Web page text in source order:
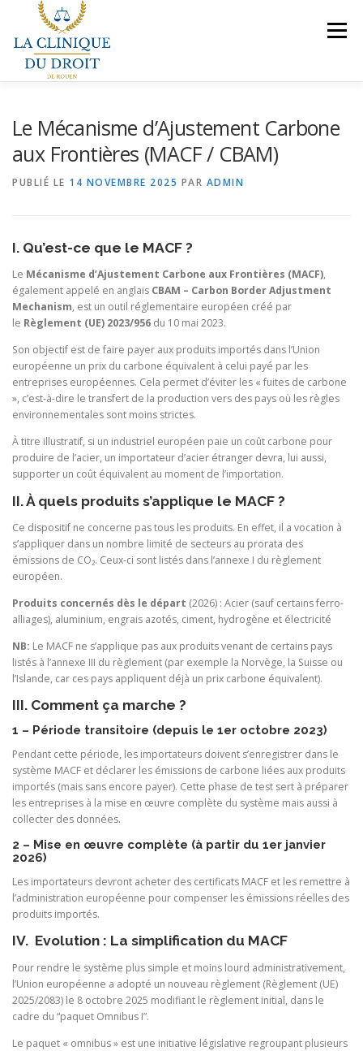
contenu
Menu
Le Mécanisme d’Ajustement Carbone
aux Frontières (MACF / CBAM)
PUBLIÉ LE 14 NOVEMBRE 2025 PAR ADMIN
I. Qu’est-ce que le MACF ?
Le Mécanisme d’Ajustement Carbone aux Frontières (MACF),
également appelé en anglais CBAM – Carbon Border Adjustment
Mechanism, est un outil réglementaire européen créé par
le Règlement (UE) 2023/956 du 10 mai 2023.
Son objectif est de faire payer aux produits importés dans l’Union
européenne un prix du carbone équivalent à celui payé par les
entreprises européennes. Cela permet d’éviter les « fuites de carbone
», c’est-à-dire le transfert de la production vers des pays où les règles
environnementales sont moins strictes.
À titre illustratif, si un industriel européen paie un coût carbone pour
produire de l’acier, un importateur d’acier étranger devra, lui aussi,
supporter un coût équivalent au moment de l’importation.
II. À quels produits s’applique le MACF ?
Ce dispositif ne concerne pas tous les produits. En effet, il a vocation à
s’appliquer dans un nombre limité de secteurs au prorata des
émissions de CO₂. Ceux-ci sont listés dans l’annexe I du règlement
européen.
Produits concernés dès le départ (2026) : Acier (sauf certains ferro-
alliages), aluminium, engrais azotés, ciment, hydrogène et électricité
NB: Le MACF ne s’applique pas aux produits venant de certains pays
listés à l’annexe III du règlement (par exemple la Norvège, la Suisse ou
l’Islande, car ces pays appliquent déjà un prix carbone équivalent).
III. Comment ça marche ?
1 – Période transitoire (depuis le 1er octobre 2023)
Pendant cette période, les importateurs doivent s’enregistrer dans le
système MACF et déclarer les émissions de carbone liées aux produits
importés (mais sans encore payer). Cette phase de test sert à préparer
les entreprises à la mise en œuvre complète du système mais aussi à
collecter des données.
2 – Mise en œuvre complète (à partir du 1er janvier
2026)
Les importateurs devront acheter des certificats MACF et les remettre à
l’administration européenne pour compenser les émissions réelles des
produits importés.
IV. Evolution : La simplification du MACF
Pour rendre le système plus simple et moins lourd administrativement,
l’Union européenne a adopté un nouveau règlement (Règlement (UE)
2025/2083) le 8 octobre 2025 modifiant le règlement initial, dans le
cadre du “paquet Omnibus I”.
Le paquet « omnibus » est une initiative législative regroupant plusieurs